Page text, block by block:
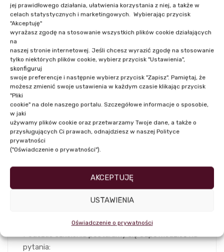
jej prawidłowego działania, ułatwienia korzystania z niej, a także w
celach statystycznych i marketingowych. Wybierając przycisk
"Akceptuję"
wyrażasz zgodę na stosowanie wszystkich plików cookie działających
na
naszej stronie internetowej. Jeśli chcesz wyrazić zgodę na stosowanie
tylko niektórych plików cookie, wybierz przycisk "Ustawienia",
skonfiguruj
swoje preferencje i następnie wybierz przycisk "Zapisz". Pamiętaj, że
możesz zmienić swoje ustawienia w każdym czasie klikając przycisk
"Pliki
cookie" na dole naszego portalu. Szczegółowe informacje o sposobie,
w jaki
używamy plików cookie oraz przetwarzamy Twoje dane, a także o
przysługujących Ci prawach, odnajdziesz w naszej Polityce
prywatności
("Oświadczenie o prywatności").
AKCEPTUJĘ
USTAWIENIA
Oświadczenie o prywatności
Prelegenci Szczegóły wydarzenia
Opis
oczekiwania społeczne oraz regulacje branżowe
sprawiają, że budowanie kultury inkluzywnej i
różnorodnej organizacji staje się dziś jednym z
kluczowych czynników sukcesu w sektorze
publicznego, potrzebują środowiska pracy, które
wspiera innowacyjność, przeciwdziała wykluczeniu i
tworzy realnie równe szanse dla wszystkich
Podczas szkolenia postaramy się odpowiedzieć na
pytania: